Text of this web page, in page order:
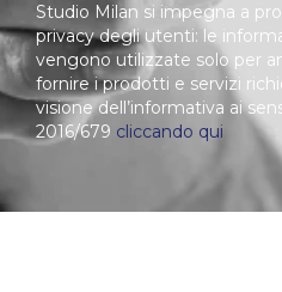
Studio Milan si impegna a
privacy degli utenti: le
vengono utilizzate solo per
fornire i prodotti e servizi
visione dell’informativa ai
2016/679 cliccando qui